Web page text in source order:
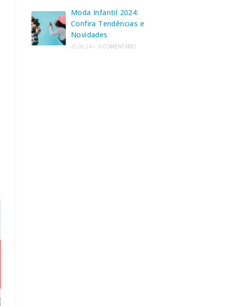
Moda Infantil 2024:
Confira Tendências e
Novidades
25.06.24 / 0 COMENTÁRIO